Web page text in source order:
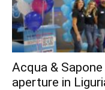
Acqua &
aperture in